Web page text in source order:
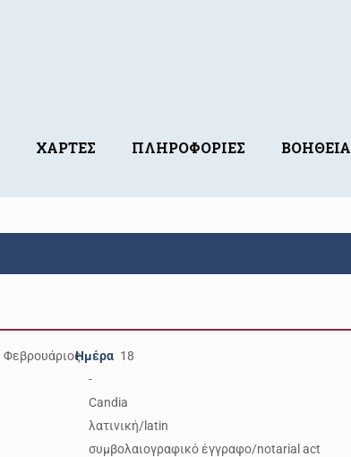
ΧΑΡΤΕΣ ΠΛΗΡΟΦΟΡΙΕΣ ΒΟΗΘΕΙΑ
ΦεβρουάριοςΗμέρα 18
-
Candia
λατινική/latin
συμβολαιογραφικό έγγραφο/notarial act